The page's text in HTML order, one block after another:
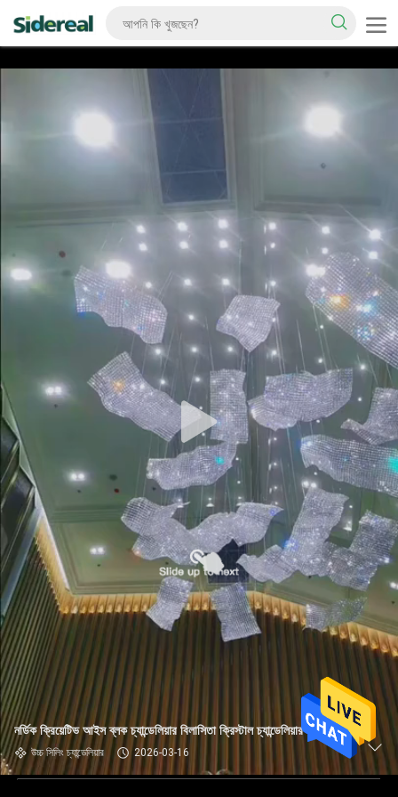
নর্ডিক ক্রিয়েটিভ আইস ব্লক চ্যান্ডেলিয়ার বিলাসিতা ক্রিস্টাল চ্যান্ডেলিয়ার ল্যাম্প
উচ্চ সিলিং চ্যান্ডেলিয়ার 2026-03-16